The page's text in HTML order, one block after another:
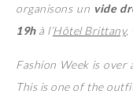
organisons un vide
19hà l’Hôtel Brittany,
Fashion Week is over
This is one of the